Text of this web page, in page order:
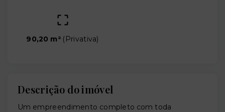
90,20 m² ( Privativa)
Descrição do imóvel
Um empreendimento completo com toda